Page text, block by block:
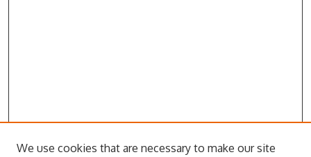
We use cookies that are necessary to make our site